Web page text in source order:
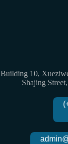
Building 10,
Shajing